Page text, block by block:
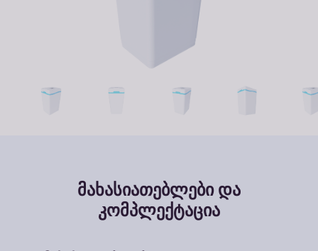
მახასიათებლები და
კომპლექტაცია